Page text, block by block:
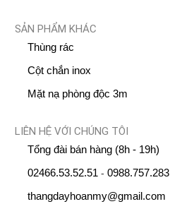
SẢN PHẨM KHÁC
Thùng rác
Cột chắn inox
Mặt nạ phòng độc 3m
LIÊN HỆ VỚI CHÚNG TÔI
Tổng đài bán hàng (8h - 19h)
02466.53.52.51 - 0988.757.283
thangdayhoanmy@gmail.com